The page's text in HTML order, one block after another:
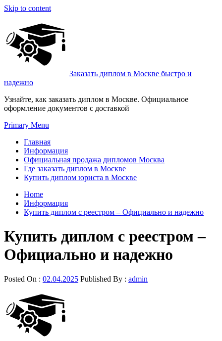
Skip to content
Заказать диплом в Москве быстро и
надежно
Узнайте, как заказать диплом в Москве. Официальное
оформление документов с доставкой
Primary Menu
Главная
Информация
Официальная продажа дипломов Москва
Где заказать диплом в Москве
Купить диплом юриста в Москве
Home
Информация
Купить диплом с реестром – Официально и надежно
Купить диплом с реестром –
Официально и надежно
Posted On : 02.04.2025 Published By : admin